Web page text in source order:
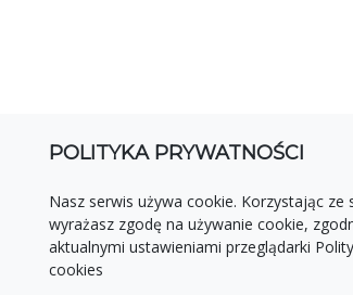
POLITYKA PRYWATNOŚCI
Nasz serwis używa cookie. Korzystając ze
wyrażasz zgodę na używanie cookie,
aktualnymi ustawieniami przeglądarki
cookies